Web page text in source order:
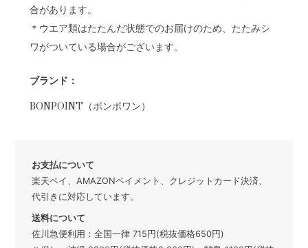
合があります。
＊ウエア類はたたんだ状態でのお届けのため、たたみシ
ワがついている場合がございます。
ブランド：
BONPOINT（ボンポワン）
お支払について
楽天ペイ、AMAZONペイメント、クレジットカード決済、
代引きに対応しています。
送料について
佐川急便利用：全国一律 715円(税抜価格650円)